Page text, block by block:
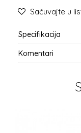
Sačuvajte u
Specifikacija
Komentari